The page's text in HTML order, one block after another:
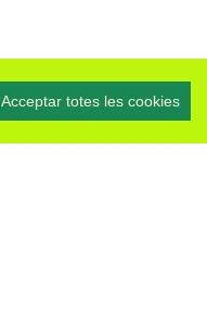
Acceptar totes les cookies